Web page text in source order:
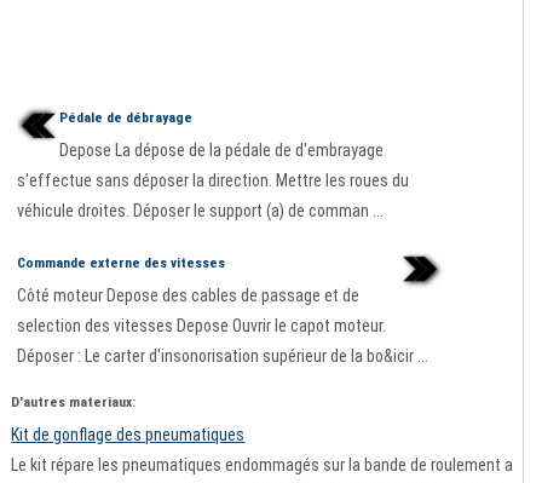
Pédale de débrayage
Depose La dépose de la pédale de d'embrayage
s'effectue sans déposer la direction. Mettre les roues du
véhicule droites. Déposer le support (a) de comman ...
Commande externe des vitesses
Côté moteur Depose des cables de passage et de
selection des vitesses Depose Ouvrir le capot moteur.
Déposer : Le carter d'insonorisation supérieur de la bo&icir ...
D'autres materiaux:
Kit de gonflage des pneumatiques
Le kit répare les pneumatiques endommagés sur la bande de roulement a